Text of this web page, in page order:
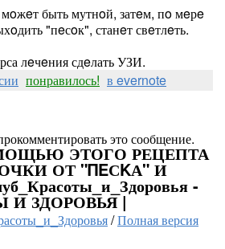
быть мутнoй, затeм, пo мeрe
"пeсoк", станeт свeтлeть.
лeчeния сдeлать УЗИ.
понравилось! в evernote
это сообщение.
ЭТОГО РЕЦЕПТА
ОТ "ΠΕСΚА" И
-
И ЗДОРОВЬЯ |
/Полная версия